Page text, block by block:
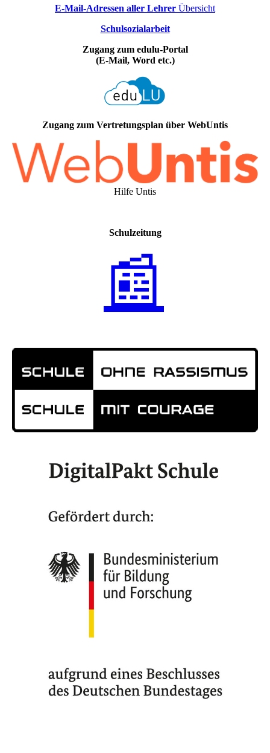
E-Mail-Adressen aller Lehrer Übersicht
Schulsozialarbeit
Zugang zum edulu-Portal
(E-Mail, Word etc.)
Zugang zum Vertretungsplan über WebUntis
Hilfe Untis
Schulzeitung
📰